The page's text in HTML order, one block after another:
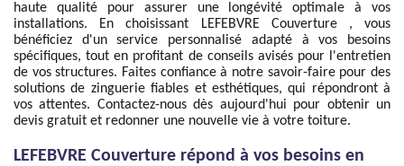
haute qualité pour assurer une longévité optimale à vos
installations. En choisissant LEFEBVRE Couverture , vous
bénéficiez d'un service personnalisé adapté à vos besoins
spécifiques, tout en profitant de conseils avisés pour l'entretien
de vos structures. Faites confiance à notre savoir-faire pour des
solutions de zinguerie fiables et esthétiques, qui répondront à
vos attentes. Contactez-nous dès aujourd'hui pour obtenir un
devis gratuit et redonner une nouvelle vie à votre toiture.
LEFEBVRE Couverture répond à vos besoins en